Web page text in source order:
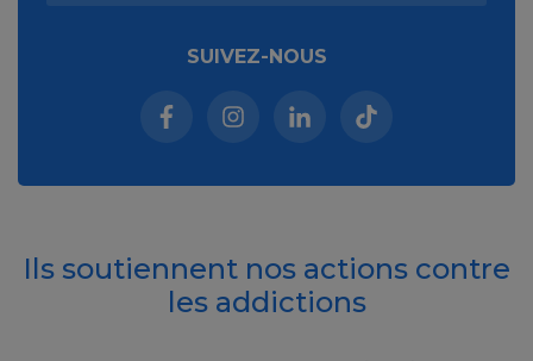
SUIVEZ-NOUS
Facebook (nouvelle fenêtre)
Instagram (nouvelle fenêtre)
Linkedin (nouvelle
Tiktok (nouvelle
Ils soutiennent nos actions contre
les addictions